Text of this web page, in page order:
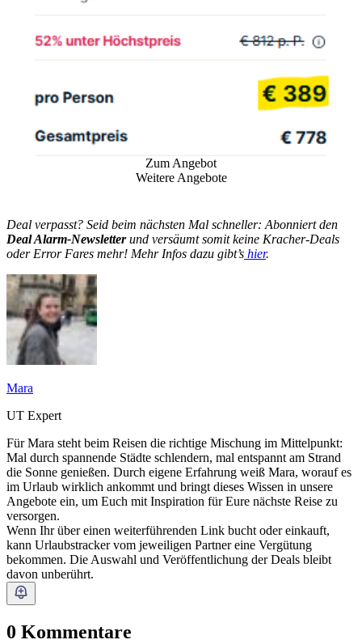
Zum Angebot
Weitere Angebote
Deal verpasst? Seid beim nächsten Mal schneller: Abonniert den
Deal Alarm-Newsletterund versäumt somit keine Kracher-Deals
oder Error Fares mehr! Mehr Infos dazu gibt’s hier.
Mara
UT Expert
Für Mara steht beim Reisen die richtige Mischung im Mittelpunkt:
Mal durch spannende Städte schlendern, mal entspannt am Strand
die Sonne genießen. Durch eigene Erfahrung weiß Mara, worauf es
im Urlaub wirklich ankommt und bringt dieses Wissen in unsere
Angebote ein, um Euch mit Inspiration für Eure nächste Reise zu
versorgen.
Wenn Ihr über einen weiterführenden Link bucht oder einkauft,
kann Urlaubstracker vom jeweiligen Partner eine Vergütung
bekommen. Die Auswahl und Veröffentlichung der Deals bleibt
davon unberührt.
0 Kommentare